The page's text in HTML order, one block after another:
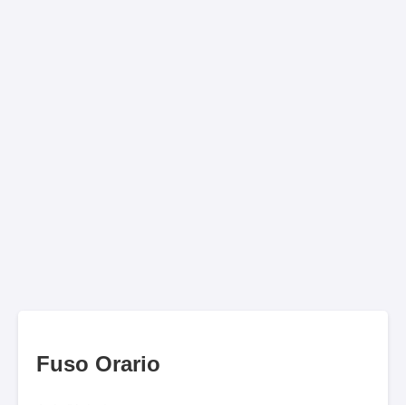
Fuso Orario